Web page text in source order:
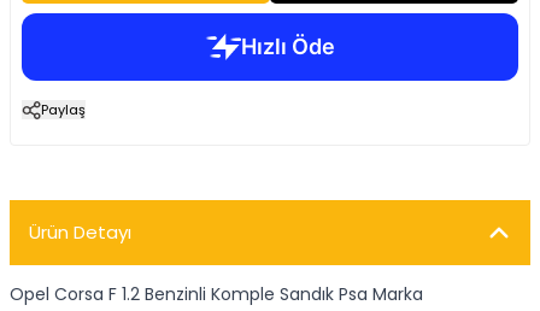
Paylaş
Ürün Detayı
Opel Corsa F 1.2 Benzinli Komple Sandık Psa Marka